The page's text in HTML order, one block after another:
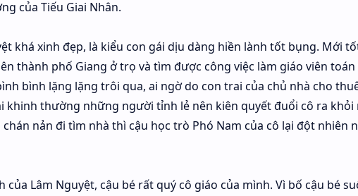
của Tiếu Giai Nhân.
khá xinh đẹp, là kiểu con gái dịu dàng hiền lành tốt bụng. Mới
thành phố Giang ở trọ và tìm được công việc làm giáo viên toán
bình lặng lặng trôi qua, ai ngờ do con trai của chủ nhà cho
khinh thường những người tỉnh lẻ nên kiên quyết đuổi cô ra khỏi
nản đi tìm nhà thì cậu học trò Phó Nam của cô lại đột nhiên
của Lâm Nguyệt, cậu bé rất quý cô giáo của mình. Vì bố cậu bé